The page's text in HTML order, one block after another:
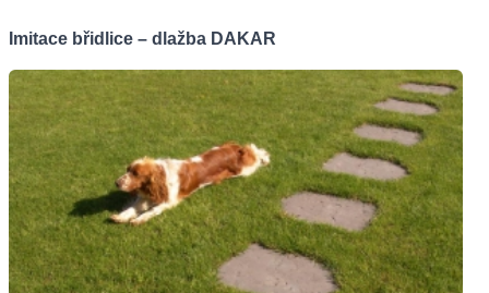
Imitace břidlice – dlažba DAKAR